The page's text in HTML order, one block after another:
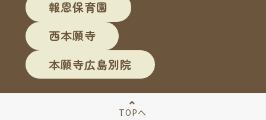
報恩保育園
西本願寺
本願寺広島別院
TOPへ